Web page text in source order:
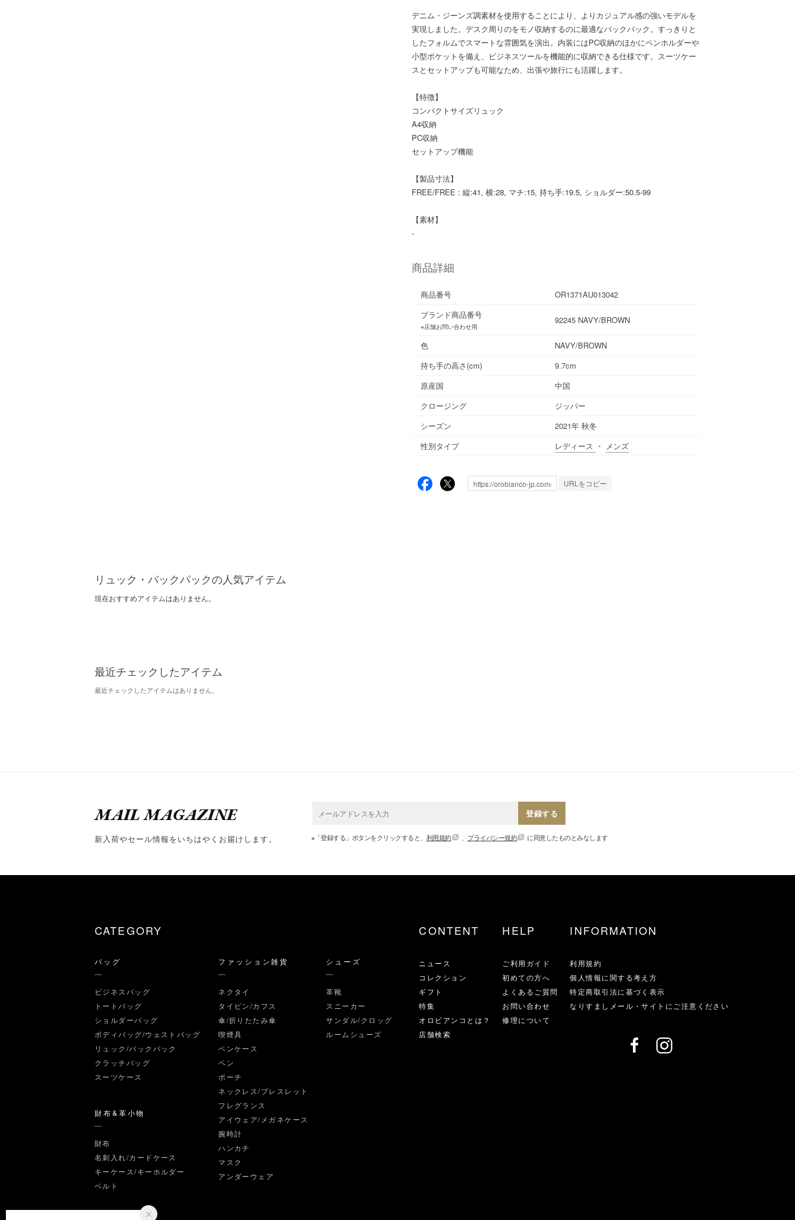
デニム・ジーンズ調素材を使用することにより、よりカジュアル感の強いモデルを
実現しました。デスク周りのをモノ収納するのに最適なバックパック。すっきりと
したフォルムでスマートな雰囲気を演出。内装にはPC収納のほかにペンホルダーや
小型ポケットを備え、ビジネスツールを機能的に収納できる仕様です。スーツケー
スとセットアップも可能なため、出張や旅行にも活躍します。
【特徴】
コンパクトサイズリュック
A4収納
PC収納
セットアップ機能
【製品寸法】
FREE/FREE : 縦:41, 横:28, マチ:15, 持ち手:19.5, ショルダー:50.5-99
【素材】
-
商品詳細
商品番号
OR1371AU013042
ブランド商品番号
※店舗お問い合わせ用
92245 NAVY/BROWN
色
NAVY/BROWN
持ち手の高さ(cm)
9.7cm
原産国
中国
クロージング
ジッパー
シーズン
2021年 秋冬
性別タイプ
レディース ・ メンズ
URLをコピー
リュック・バックパックの人気アイテム
現在おすすめアイテムはありません。
最近チェックしたアイテム
最近チェックしたアイテムはありません。
MAIL MAGAZINE
新入荷やセール情報をいちはやくお届けします。
登録する
※「登録する」ボタンをクリックすると、 利用規約 、 プライバシー規約 に同意したものとみなします
CATEGORY
バッグ
ビジネスバッグ
トートバッグ
ショルダーバッグ
ボディバッグ/ウェストバッグ
リュック/バックパック
クラッチバッグ
スーツケース
財布&革小物
財布
名刺入れ/カードケース
キーケース/キーホルダー
ベルト
ファッション雑貨
ネクタイ
タイピン/カフス
傘/折りたたみ傘
喫煙具
ペンケース
ペン
ポーチ
ネックレス/ブレスレット
フレグランス
アイウェア/メガネケース
腕時計
ハンカチ
マスク
アンダーウェア
シューズ
革靴
スニーカー
サンダル/クロッグ
ルームシューズ
CONTENT
ニュース
コレクション
ギフト
特集
オロビアンコとは？
店舗検索
HELP
ご利用ガイド
初めての方へ
よくあるご質問
お問い合わせ
修理について
INFORMATION
利用規約
個人情報に関する考え方
特定商取引法に基づく表示
なりすましメール・サイトにご注意ください